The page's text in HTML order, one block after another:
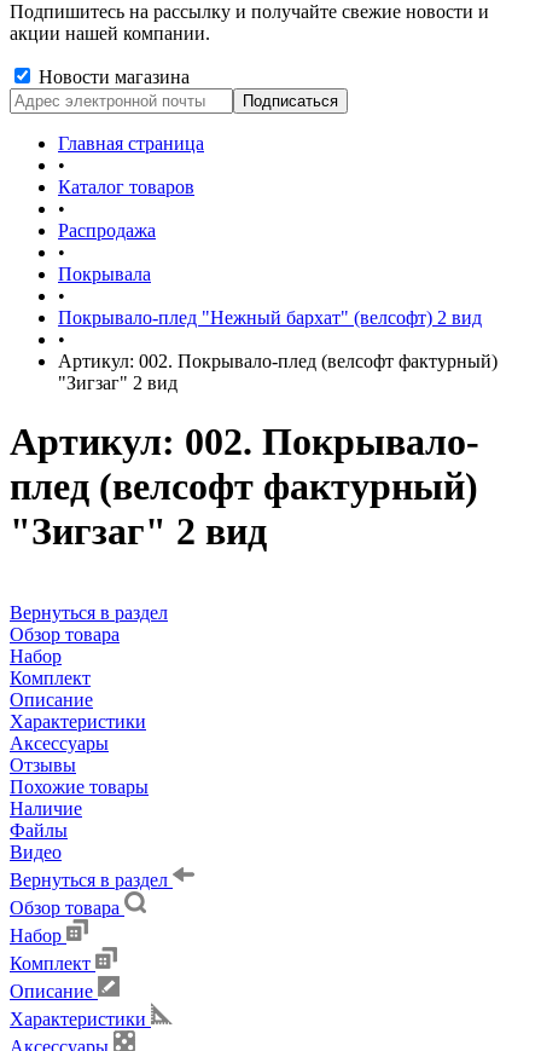
Подпишитесь на рассылку и получайте свежие новости и
акции нашей компании.
Новости магазина
Главная страница
•
Каталог товаров
•
Распродажа
•
Покрывала
•
Покрывало-плед "Нежный бархат" (велсофт) 2 вид
•
Артикул: 002. Покрывало-плед (велсофт фактурный)
"Зигзаг" 2 вид
Артикул: 002. Покрывало-
плед (велсофт фактурный)
"Зигзаг" 2 вид
Вернуться в раздел
Обзор товара
Набор
Комплект
Описание
Характеристики
Аксессуары
Отзывы
Похожие товары
Наличие
Файлы
Видео
Вернуться в раздел
Обзор товара
Набор
Комплект
Описание
Характеристики
Аксессуары